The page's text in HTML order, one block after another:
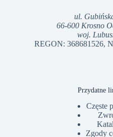
ul.
66-600 Krosno
woj.
REGON: 368681526,
Przydatne
Częste
Zgody